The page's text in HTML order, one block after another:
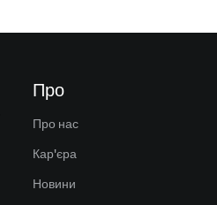
Про
Про нас
Кар'єра
Новини